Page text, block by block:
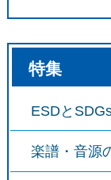
特集
ESDと
楽譜・音源